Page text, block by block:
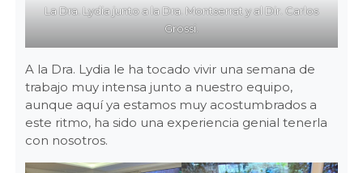
La Dra. Lydia junto a la Dra. Montserrat y al Dir. Carlos
Grossi.
A la Dra. Lydia le ha tocado vivir una semana de
trabajo muy intensa junto a nuestro equipo,
aunque aquí ya estamos muy acostumbrados a
este ritmo, ha sido una experiencia genial tenerla
con nosotros.